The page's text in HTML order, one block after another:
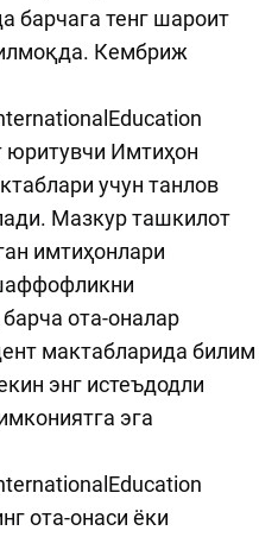
барчага тенг шароит
Кембриж
юритувчи Имтиҳон
учун танлов
Мазкур ташкилот
имтиҳонлари
ота-оналар
мактабларида билим
энг истеъдодли
эга
ота-онаси ёки